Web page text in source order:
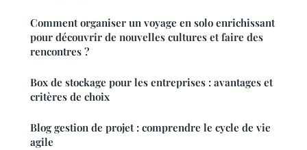
Comment organiser un voyage en solo enrichissant
pour découvrir de nouvelles cultures et faire des
rencontres ?
Box de stockage pour les entreprises : avantages et
critères de choix
Blog gestion de projet : comprendre le cycle de vie
agile